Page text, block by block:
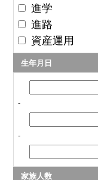
進学
進路
資産運用
生年月日
-
-
家族人数